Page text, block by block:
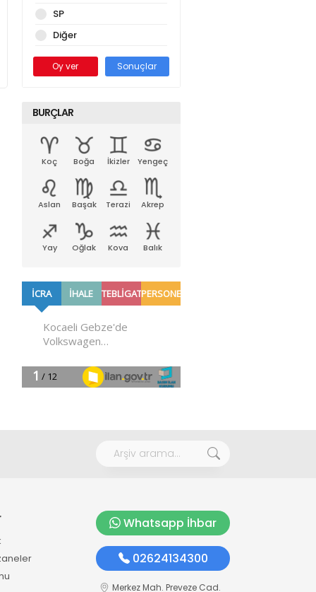
SP
Diğer
Oy ver Sonuçlar
BURÇLAR
Koç Boğa İkizler Yengeç
Aslan Başak Terazi Akrep
Yay Oğlak Kova Balık
Whatsapp İhbar
02624134300
Merkez Mah. Preveze Cad.